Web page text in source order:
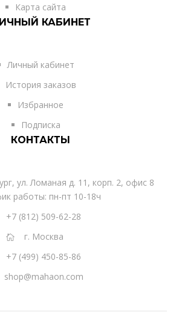
Карта сайта
КАБИНЕТ
Личный кабинет
История заказов
Избранное
Подписка
КОНТАКТЫ
ул. Ломаная д. 11, корп. 2, офис 8
работы: пн-пт 10-18ч
+7 (812) 509-62-28
г. Москва
+7 (499) 450-85-86
shop@mahaon.com